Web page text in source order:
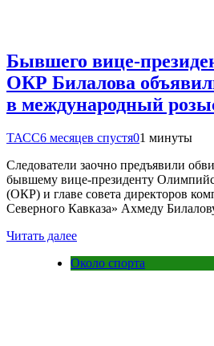
Бывшего вице-
ОКР Билалова
в международный
ТАСС6 месяцев спустя01 минуты
Следователи заочно предъявили
бывшему вице-президенту
(ОКР) и главе совета директоров
Северного Кавказа» Ахмеду
Читать далее
Около спорта